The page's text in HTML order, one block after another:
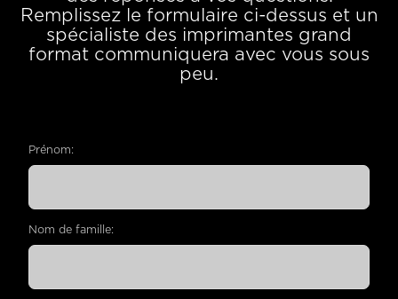
Remplissez le formulaire ci-dessus et un
spécialiste des imprimantes grand
format communiquera avec vous sous
peu.
Prénom:
Nom de famille: